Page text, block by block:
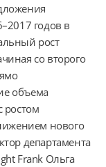
годов в
рост
со второго
объема
ростом
нового
департамента
Frank Ольга